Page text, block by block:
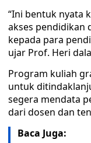
“Ini bentuk nyata
akses pendidikan
kepada para
ujar Prof. Heri
Program kuliah
untuk
segera mendata
dari dosen dan
Baca Juga: